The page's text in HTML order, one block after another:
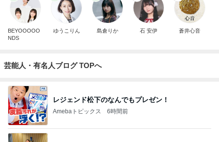
BEYOOOOO
NDS
ゆうこりん 島倉りか 石 安伊 蒼井心音
芸能人・有名人ブログ TOPへ
レジェンド松下のなんでもプレゼン！
Amebaトピックス 6時間前